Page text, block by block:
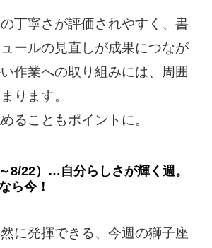
丁寧さが評価されやすく、書
ールの見直しが成果につなが
作業への取り組みには、周囲
ります。
ることもポイントに。
8/22）…自分らしさが輝く週。
ら今！
に発揮できる、今週の獅子座